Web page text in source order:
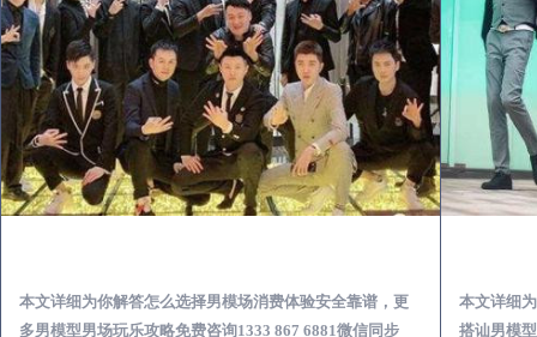
本文详细为你解答怎么选择男模场消费体验安全靠谱，更
多男模型男场玩乐攻略免费咨询1333 867 6881微信同步
本文详细
搭讪男模